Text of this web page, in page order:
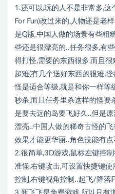
1.还可以,玩的人不是非常多,
For Fun)改过来的,人物还是老
是Q版,中国人做的场景有些粗
些还是很漂亮的..任务很多,有
得打怪,需要的东西很多,而且
超难(有几个送好东西的很难,
怪是适合等级,就是和你一样等
秒杀,而且任务里杀这样的怪要
是要去远的岛要飞好久..但是
漂亮..中国人做的稀奇古怪的
效果才能更华丽..角色技能有
2.很简单,3D游戏,鼠标左键控
准怪,右键攻击,可设置快捷键
控制,右键视角控制..起飞/降落